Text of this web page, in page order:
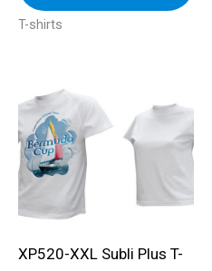
T-shirts
XP520-XXL Subli Plus T-